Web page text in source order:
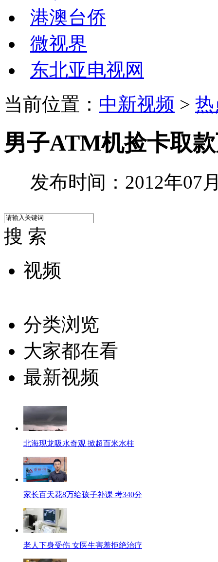
港澳台侨
微视界
东北亚电视网
当前位置： 中新视频 >
男子ATM机捡卡取
发布时间：2012年07
搜 索
视频
分类浏览
大家都在看
最新视频
北海现龙吸水奇观 掀超百米水柱
家长百天花8万给孩子补课 考340分
老人下身受伤 女医生害羞拒绝治疗